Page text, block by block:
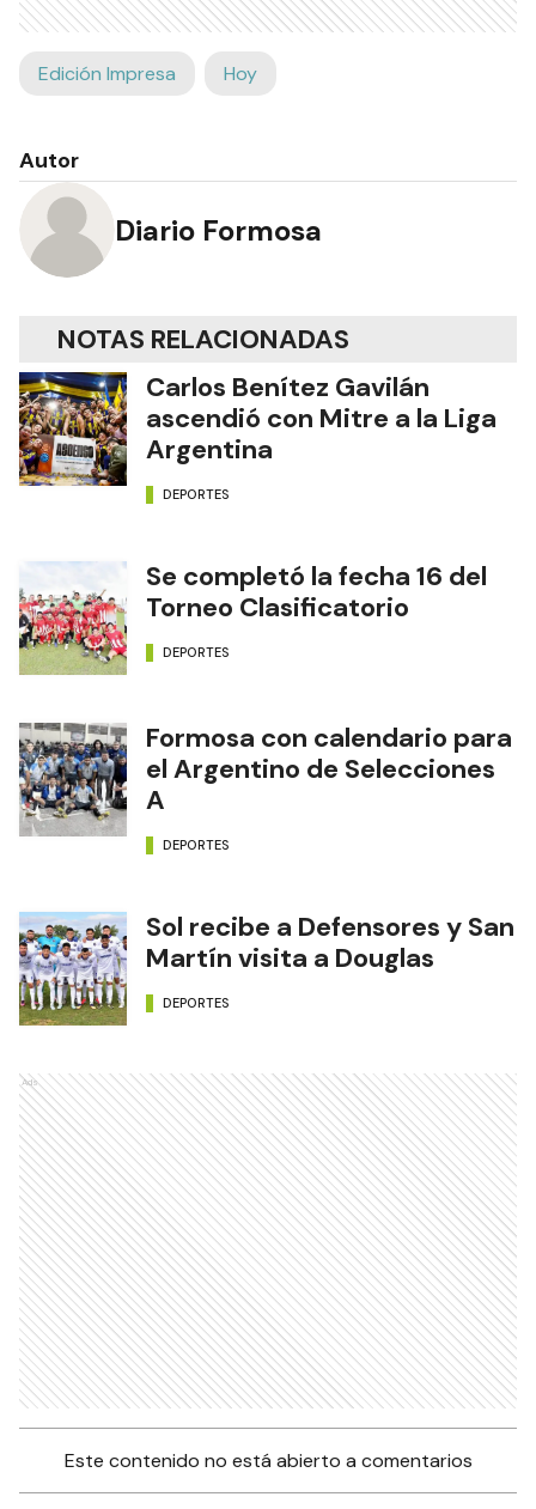
Edición Impresa Hoy
Autor
Diario Formosa
NOTAS RELACIONADAS
Carlos Benítez Gavilán
ascendió con Mitre a la Liga
Argentina
DEPORTES
Se completó la fecha 16 del
Torneo Clasificatorio
DEPORTES
Formosa con calendario para
el Argentino de Selecciones
A
DEPORTES
Sol recibe a Defensores y San
Martín visita a Douglas
DEPORTES
Ads
Este contenido no está abierto a comentarios